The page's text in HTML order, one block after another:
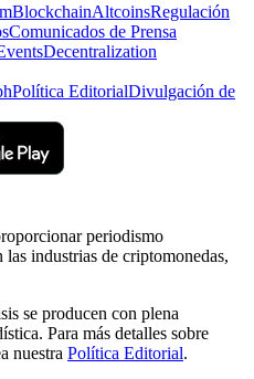
BlockchainAltcoinsRegulación
Comunicados de Prensa
Decentralization
Política EditorialDivulgación de
periodismo
industrias de criptomonedas,
se producen con plena
Para más detalles sobre
nuestra Política Editorial.